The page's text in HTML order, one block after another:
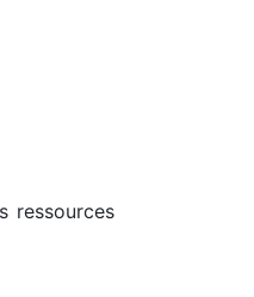
ressources